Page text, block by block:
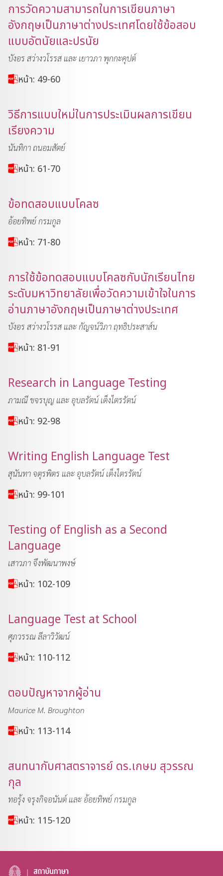
การวัดความสามารถในการเขียนภาษา
อังกฤษเป็นภาษาต่างประเทศโดยใช้ข้อสอบ
แบบอัตนัยและปรนัย
บังอร สว่างวโรรส และ เยาวภา พุกกะคุปต์
หน้า: 49-60
วิธีการแบบใหม่ในการประเมินผลการเขียน
เรียงความ
นันทิกา ถนอมสัตย์
หน้า: 61-70
ข้อทดสอบแบบโคลซ
อ้อยทิพย์ กรมกูล
หน้า: 71-80
การใช้ข้อทดสอบแบบโคลซกับนักเรียนไทย
ระดับมหาวิทยาลัยเพื่อวัดความเข้าใจในการ
อ่านภาษาอังกฤษเป็นภาษาต่างประเทศ
บังอร สว่างวโรรส และ กัญจน์วิภา ฤทธิประสาส์น
หน้า: 81-91
Research in Language Testing
ภามณี ขจรบุญ และ อุบลรัตน์ เต็งไตรรัตน์
หน้า: 92-98
Writing English Language Test
สุนันทา จตุรพิตร และ อุบลรัตน์ เต็งไตรรัตน์
หน้า: 99-101
Testing of English as a Second
Language
เสาวภา จึงพัฒนาพงษ์
หน้า: 102-109
Language Test at School
ศุภวรรณ ลีลาวิวัฒน์
หน้า: 110-112
ตอบปัญหาจากผู้อ่าน
Maurice M. Broughton
หน้า: 113-114
สนทนากับศาสตราจารย์ ดร.เกษม สุวรรณ
กุล
ทอรุ้ง จรุงกิจอนันต์ และ อ้อยทิพย์ กรมกูล
หน้า: 115-120